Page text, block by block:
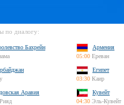
по диалогу:
Бахрейн
Армения
05:00 Ереван
Египет
03:30 Каир
Аравия
Кувейт
04:30 Эль-Кувейт